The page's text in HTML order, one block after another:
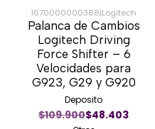
-55%
1670000000388|Logitech
Palanca de Cambios
Logitech Driving
Force Shifter – 6
Velocidades para
G923, G29 y G920
Deposito
$109.900$48.403